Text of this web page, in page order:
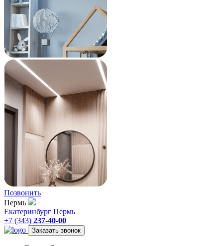
Позвонить
Пермь
Екатеринбург Пермь
+7 (343) 237-40-00
Заказать звонок